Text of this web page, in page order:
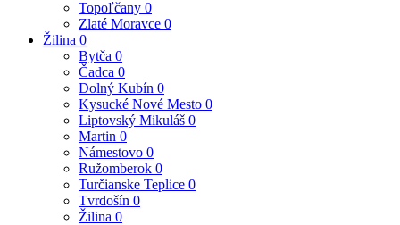
Topoľčany 0
Zlaté Moravce 0
Žilina 0
Bytča 0
Čadca 0
Dolný Kubín 0
Kysucké Nové Mesto 0
Liptovský Mikuláš 0
Martin 0
Námestovo 0
Ružomberok 0
Turčianske Teplice 0
Tvrdošín 0
Žilina 0